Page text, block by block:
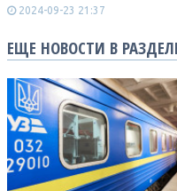
2024-09-23 21:37
ЕЩЕ НОВОСТИ В